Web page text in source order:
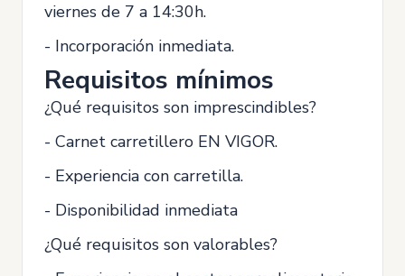
viernes de 7 a 14:30h.
- Incorporación inmediata.
Requisitos mínimos
¿Qué requisitos son imprescindibles?
- Carnet carretillero EN VIGOR.
- Experiencia con carretilla.
- Disponibilidad inmediata
¿Qué requisitos son valorables?